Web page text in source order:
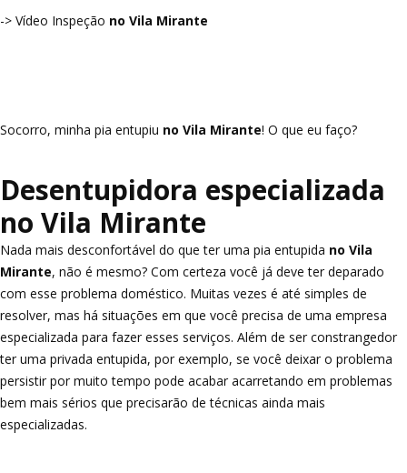
-> Vídeo Inspeção no Vila Mirante
Socorro, minha pia entupiu no Vila Mirante! O que eu faço?
Desentupidora especializada
no Vila Mirante
Nada mais desconfortável do que ter uma pia entupida no Vila
Mirante, não é mesmo? Com certeza você já deve ter deparado
com esse problema doméstico. Muitas vezes é até simples de
resolver, mas há situações em que você precisa de uma empresa
especializada para fazer esses serviços. Além de ser constrangedor
ter uma privada entupida, por exemplo, se você deixar o problema
persistir por muito tempo pode acabar acarretando em problemas
bem mais sérios que precisarão de técnicas ainda mais
especializadas.